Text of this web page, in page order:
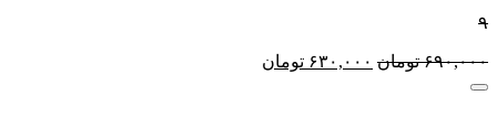
۹
۶۹۰,۰۰۰ تومان ۶۳۰,۰۰۰ تومان